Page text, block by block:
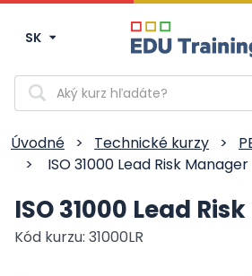
SK
Vyhľadávanie
Úvodné > Technické kurzy >
>
ISO 31000 Lead Risk Manager
ISO 31000 Lead
Kód kurzu: 31000LR